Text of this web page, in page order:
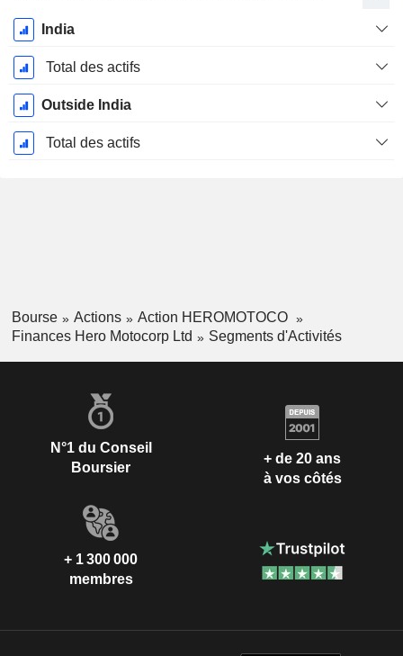
Période
Fiscale:
Mars
India
Total des actifs
Outside India
Total des actifs
Bourse Actions
Action HEROMOTOCO
Finances Hero Motocorp Ltd
Segments d'Activités
N°1 du Conseil
Boursier
+ de 20 ans
à vos côtés
+ 1 300 000
membres